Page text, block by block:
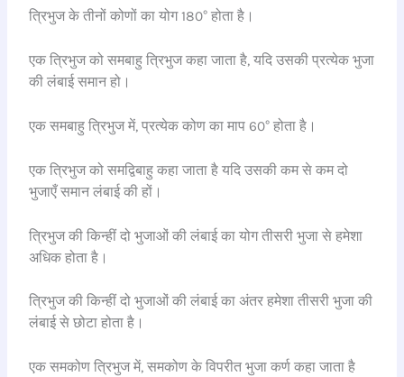
त्रिभुज के तीनों कोणों का योग 180° होता है।
एक त्रिभुज को समबाहु त्रिभुज कहा जाता है, यदि उसकी प्रत्येक भुजा
की लंबाई समान हो।
एक समबाहु त्रिभुज में, प्रत्येक कोण का माप 60° होता है।
एक त्रिभुज को समद्विबाहु कहा जाता है यदि उसकी कम से कम दो
भुजाएँ समान लंबाई की हों।
त्रिभुज की किन्हीं दो भुजाओं की लंबाई का योग तीसरी भुजा से हमेशा
अधिक होता है।
त्रिभुज की किन्हीं दो भुजाओं की लंबाई का अंतर हमेशा तीसरी भुजा की
लंबाई से छोटा होता है।
एक समकोण त्रिभुज में, समकोण के विपरीत भुजा कर्ण कहा जाता है